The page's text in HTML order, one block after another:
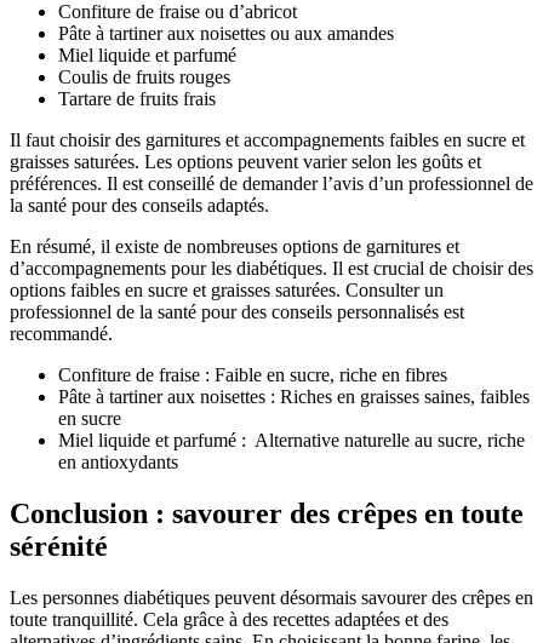
Confiture de fraise ou d’abricot
Pâte à tartiner aux noisettes ou aux amandes
Miel liquide et parfumé
Coulis de fruits rouges
Tartare de fruits frais
Il faut choisir des garnitures et accompagnements faibles en sucre et
graisses saturées. Les options peuvent varier selon les goûts et
préférences. Il est conseillé de demander l’avis d’un professionnel de
la santé pour des conseils adaptés.
En résumé, il existe de nombreuses options de garnitures et
d’accompagnements pour les diabétiques. Il est crucial de choisir des
options faibles en sucre et graisses saturées. Consulter un
professionnel de la santé pour des conseils personnalisés est
recommandé.
Confiture de fraise : Faible en sucre, riche en fibres
Pâte à tartiner aux noisettes : Riches en graisses saines, faibles
en sucre
Miel liquide et parfumé : Alternative naturelle au sucre, riche
en antioxydants
Conclusion : savourer des crêpes en toute
sérénité
Les personnes diabétiques peuvent désormais savourer des crêpes en
toute tranquillité. Cela grâce à des recettes adaptées et des